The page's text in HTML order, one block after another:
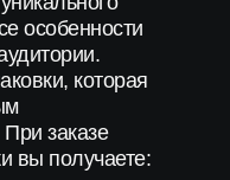
особенности
которая
заказе
вы получаете: